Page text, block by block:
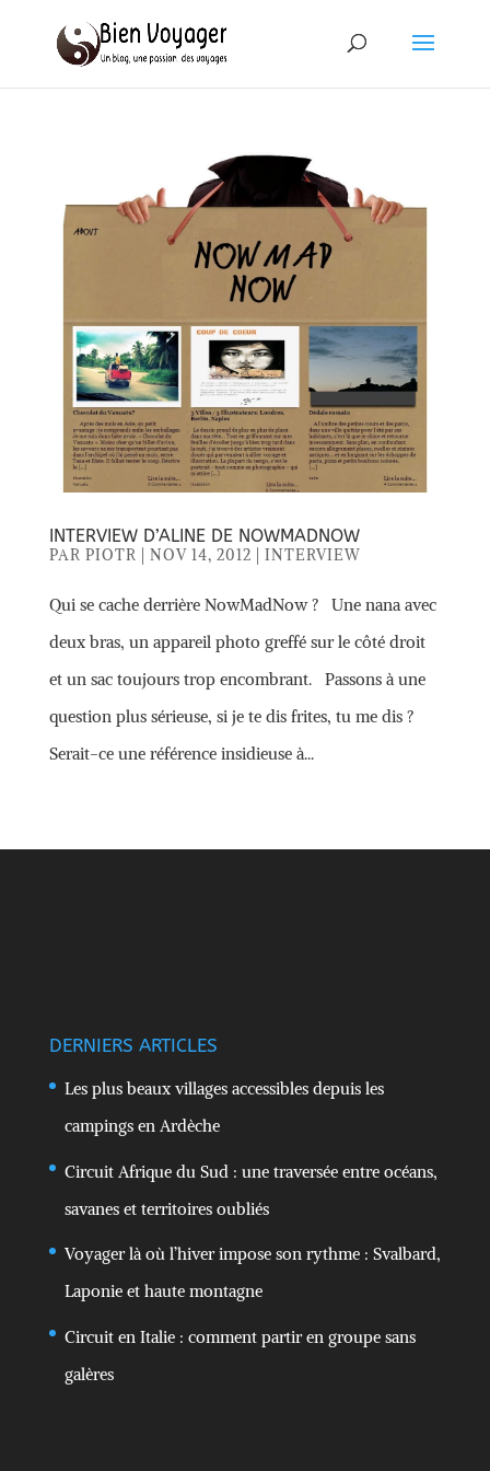
INTERVIEW D’ALINE DE NOWMADNOW
PAR PIOTR NOV 14, 2012 INTERVIEW
Qui se cache derrière NowMadNow ? Une nana avec
deux bras, un appareil photo greffé sur le côté droit
et un sac toujours trop encombrant. Passons à une
question plus sérieuse, si je te dis frites, tu me dis ?
Serait-ce une référence insidieuse à...
DERNIERS ARTICLES
Les plus beaux villages accessibles depuis les
campings en Ardèche
Circuit Afrique du Sud : une traversée entre océans,
savanes et territoires oubliés
Voyager là où l’hiver impose son rythme : Svalbard,
Laponie et haute montagne
Circuit en Italie : comment partir en groupe sans
galères